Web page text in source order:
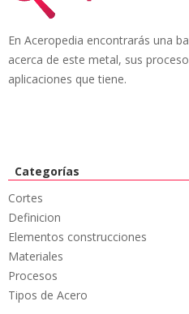
En Aceropedia encontrarás una
acerca de este metal, sus
aplicaciones que tiene.
Categorías
Cortes
Definicion
Elementos construcciones
Materiales
Procesos
Tipos de Acero